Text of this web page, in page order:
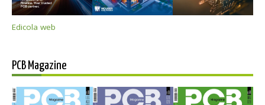
Edicola web
PCB Magazine